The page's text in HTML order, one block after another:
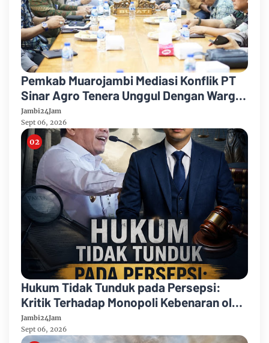
Pemkab Muarojambi Mediasi Konflik PT
Sinar Agro Tenera Unggul Dengan Warga
Sipin Teluk Duren
Jambi24Jam
Sept 06, 2026
Hukum Tidak Tunduk pada Persepsi:
Kritik Terhadap Monopoli Kebenaran oleh
Media dan Aktivis
Jambi24Jam
Sept 06, 2026